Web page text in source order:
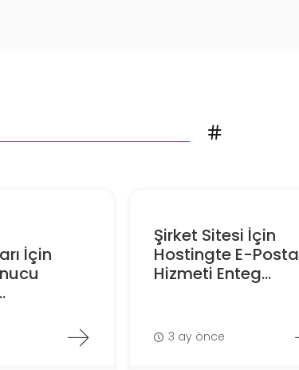
İçin
Şirket Sitesi İçin
Hostingte E-Posta
Hizmeti Enteg...
3 ay önce